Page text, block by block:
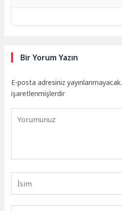
Bir Yorum Yazın
E-posta adresiniz yayınlanmayacak.
işaretlenmişlerdir